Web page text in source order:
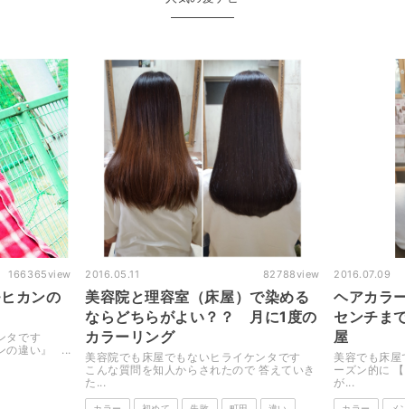
166365view
カンの
タです
の違い』 ...
2016.05.11 82788view
美容院と理容室（床屋）で染める
ならどちらがよい？？ 月に1度の
カラーリング
美容院でも床屋でもないヒライケンタです
こんな質問を知人からされたので 答えていき
た...
2016.07.09
ヘアカラ
センチま
屋
美容でも床
ーズン的に
が...